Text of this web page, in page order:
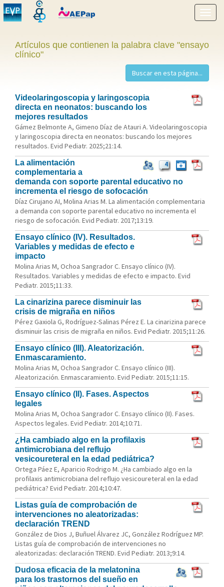
menú
Artículos que contienen la palabra clave "ensayo
clínico"
Videolaringoscopia y laringoscopia
directa en neonatos: buscando los
mejores resultados
Gámez Belmonte A, Gimeno Díaz de Atauri A. Videolaringoscopia
y laringoscopia directa en neonatos: buscando los mejores
resultados. Evid Pediatr. 2025;21:14.
4
La alimentación
complementaria a
demanda con soporte parental educativo no
incrementa el riesgo de sofocación
Díaz Cirujano AI, Molina Arias M. La alimentación complementaria
a demanda con soporte parental educativo no incrementa el
riesgo de sofocación. Evid Pediatr. 2017;13:19.
Ensayo clínico (IV). Resultados.
Variables y medidas de efecto e
impacto
Molina Arias M, Ochoa Sangrador C. Ensayo clínico (IV).
Resultados. Variables y medidas de efecto e impacto. Evid
Pediatr. 2015;11:33.
La cinarizina parece disminuir las
crisis de migraña en niños
Pérez Gaxiola G, Rodríguez-Salinas Pérez E. La cinarizina parece
disminuir las crisis de migraña en niños. Evid Pediatr. 2015;11:26.
Ensayo clínico (III). Aleatorización.
Enmascaramiento.
Molina Arias M, Ochoa Sangrador C. Ensayo clínico (III).
Aleatorización. Enmascaramiento. Evid Pediatr. 2015;11:15.
Ensayo clínico (II). Fases. Aspectos
legales
Molina Arias M, Ochoa Sangrador C. Ensayo clínico (II). Fases.
Aspectos legales. Evid Pediatr. 2014;10:71.
¿Ha cambiado algo en la profilaxis
antimicrobiana del reflujo
vesicoureteral en la edad pediátrica?
Ortega Páez E, Aparicio Rodrigo M. ¿Ha cambiado algo en la
profilaxis antimicrobiana del reflujo vesicoureteral en la edad
pediátrica? Evid Pediatr. 2014;10:47.
Listas guía de comprobación de
intervenciones no aleatorizadas:
declaración TREND
González de Dios J, Buñuel Álvarez JC, González Rodríguez MP.
Listas guía de comprobación de intervenciones no
aleatorizadas: declaración TREND. Evid Pediatr. 2013;9:14.
Dudosa eficacia de la melatonina
para los trastornos del sueño en